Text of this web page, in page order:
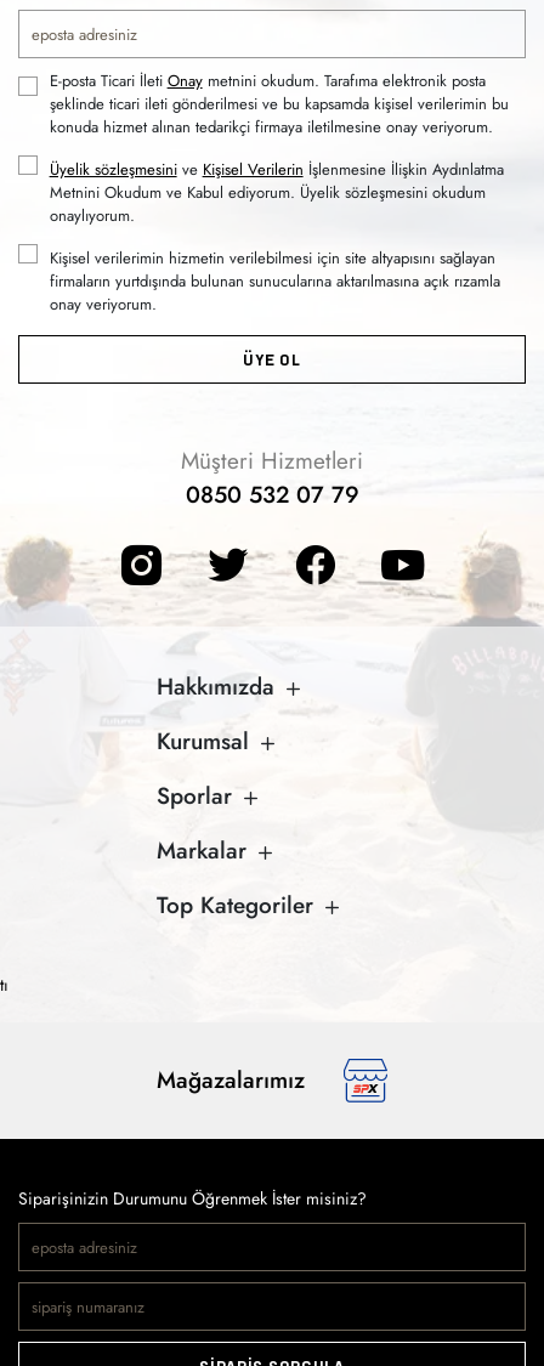
E-posta Ticari İleti Onaymetnini okudum. Tarafıma elektronik posta
şeklinde ticari ileti gönderilmesi ve bu kapsamda kişisel verilerimin bu
konuda hizmet alınan tedarikçi firmaya iletilmesine onay veriyorum.
Üyelik sözleşmesinive Kişisel Verilerin İşlenmesine İlişkin Aydınlatma
Metnini Okudum ve Kabul ediyorum. Üyelik sözleşmesini okudum
onaylıyorum.
Kişisel verilerimin hizmetin verilebilmesi için site altyapısını sağlayan
firmaların yurtdışında bulunan sunucularına aktarılmasına açık rızamla
onay veriyorum.
ÜYE OL
Müşteri Hizmetleri
0850 532 07 79
Hakkımızda
Kurumsal
Sporlar
Markalar
Top Kategoriler
Mağazalarımız
Siparişinizin Durumunu Öğrenmek İster misiniz?